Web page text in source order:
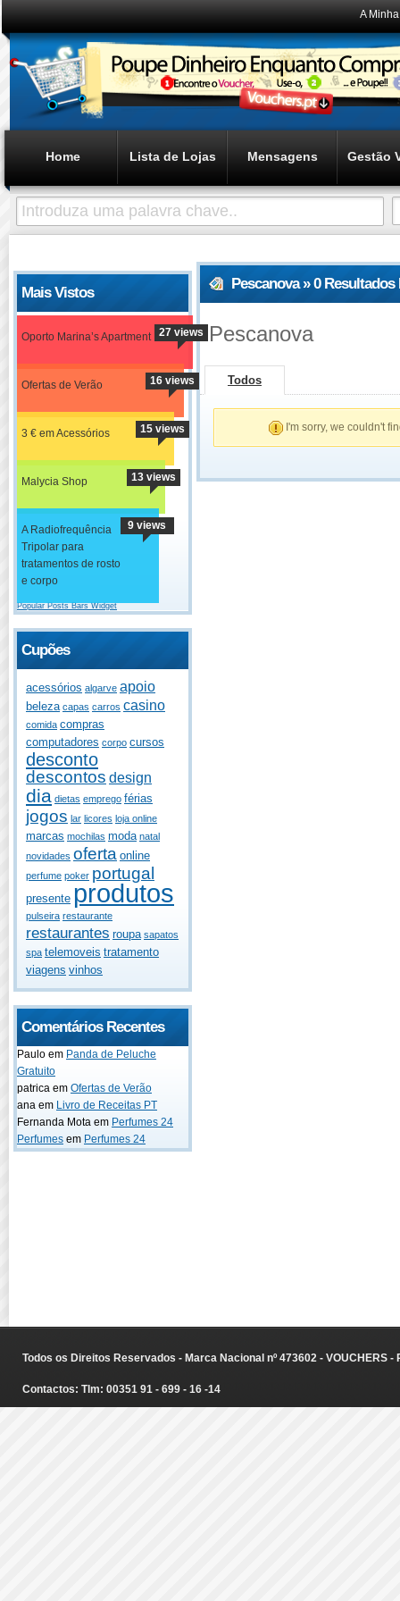
A
Home Lista de Lojas Mensagens Gestão
Mais Vistos
Oporto Marina’s Apartment 27 views
Ofertas de Verão 16 views
3 € em Acessórios 15 views
Malycia Shop 13 views
A Radiofrequência
Tripolar para
tratamentos de rosto
e corpo
9 views
Popular Posts Bars Widget
Cupões
acessórios algarve apoio
beleza capas carros casino
comida compras
computadores corpo cursos
desconto
descontos design
dia dietas emprego férias
jogos lar licores loja online
marcas mochilas moda natal
novidades oferta online
perfume poker portugal
presente produtos
pulseira restaurante
restaurantes roupa sapatos
spa telemoveis tratamento
viagens vinhos
Comentários Recentes
Paulo em Panda de Peluche
Gratuito
patrica em Ofertas de Verão
ana em Livro de Receitas PT
Fernanda Mota em Perfumes 24
Perfumes em Perfumes 24
Pescanova » 0
Pescanova
Todos
I'm sorry, we couldn't
Todos os Direitos Reservados - Marca Nacional nº 473602 - VOUCHERS
Contactos: Tlm: 00351 91 - 699 - 16 -14